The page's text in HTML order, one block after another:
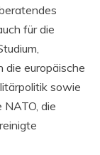
für die
die europäische
sowie
die